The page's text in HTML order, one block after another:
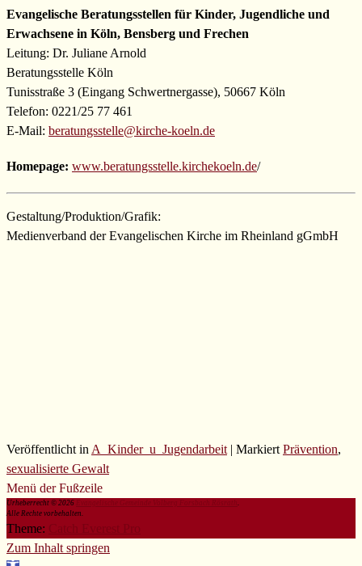
Evangelische Beratungsstellen für Kinder, Jugendliche und
Erwachsene in Köln, Bensberg und Frechen
Leitung: Dr. Juliane Arnold
Beratungsstelle Köln
Tunisstraße 3 (Eingang Schwertnergasse), 50667 Köln
Telefon: 0221/25 77 461
E-Mail: beratungsstelle@kirche-koeln.de
Homepage: www.beratungsstelle.kirchekoeln.de/
Gestaltung/Produktion/Grafik:
Medienverband der Evangelischen Kirche im Rheinland gGmbH
Veröffentlicht in A_Kinder_u_Jugendarbeit | Markiert Prävention,
sexualisierte Gewalt
Menü der Fußzeile
Urheberrecht © 2026 Evangelische Gemeinde Volberg Forsbach Rösrath
Alle Rechte vorbehalten.
Theme: Catch Everest Pro
Zum Inhalt springen